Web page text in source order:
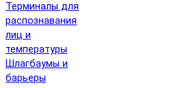
Терминалы для
распознавания
лиц и
температуры
Шлагбаумы и
барьеры